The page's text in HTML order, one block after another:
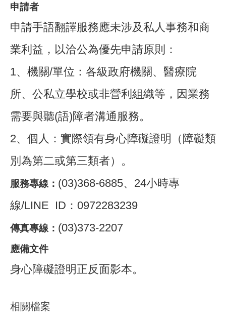
申請者
申請手語翻譯服務應未涉及私人事務和商
業利益，以洽公為優先申請原則：
1、機關/單位：各級政府機關、醫療院
所、公私立學校或非營利組織等，因業務
需要與聽(語)障者溝通服務。
2、個人：實際領有身心障礙證明（障礙類
別為第二或第三類者）。
服務專線： (03)368-6885、24小時專
線/LINE ID：0972283239
傳真專線： (03)373-2207
應備文件
身心障礙證明正反面影本。
相關檔案